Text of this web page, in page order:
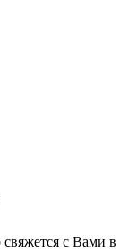
с Вами в